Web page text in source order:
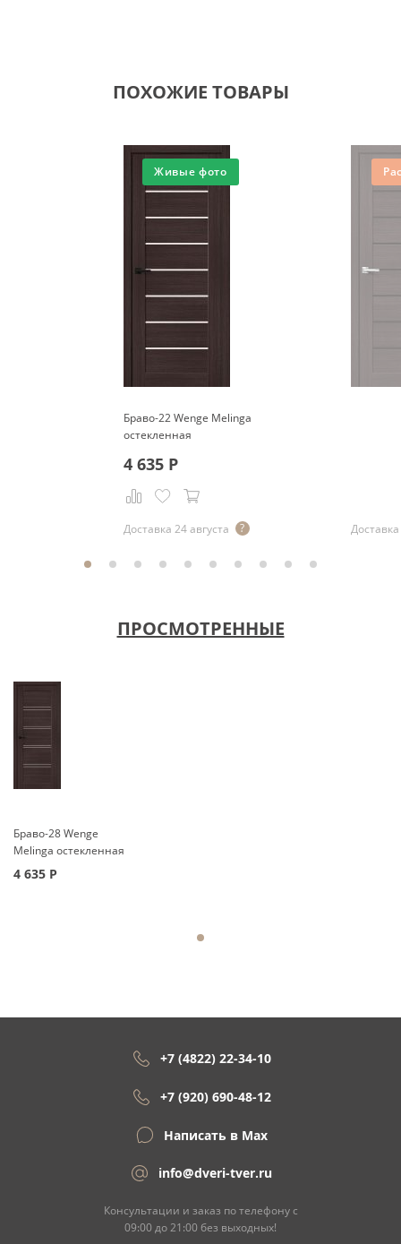
ПОХОЖИЕ ТОВАРЫ
Живые фото
Браво-22 Wenge Melinga
остекленная
4 635Р
Доставка 24 августа Доставка
ПРОСМОТРЕННЫЕ
Браво-28 Wenge
Melinga остекленная
4 635 Р
+7 (4822) 22-34-10
+7 (920) 690-48-12
Написать в Max
info@dveri-tver.ru
Консультации и заказ по телефону с
09:00 до 21:00 без выходных!